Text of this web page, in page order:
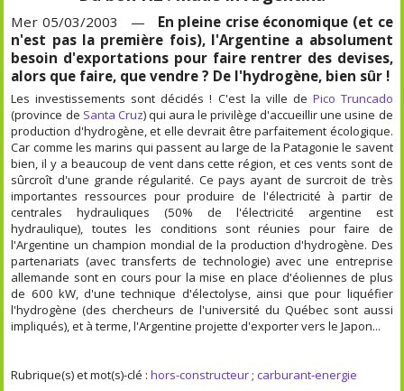
Mer 05/03/2003 — En pleine crise économique (et ce
n'est pas la première fois), l'Argentine a absolument
besoin d'exportations pour faire rentrer des devises,
alors que faire, que vendre ? De l'hydrogène, bien sûr !
Les investissements sont décidés ! C'est la ville de Pico Truncado
(province de Santa Cruz) qui aura le privilège d'accueillir une usine de
production d'hydrogène, et elle devrait être parfaitement écologique.
Car comme les marins qui passent au large de la Patagonie le savent
bien, il y a beaucoup de vent dans cette région, et ces vents sont de
sûrcroît d'une grande régularité. Ce pays ayant de surcroit de très
importantes ressources pour produire de l'électricité à partir de
centrales hydrauliques (50% de l'électricité argentine est
hydraulique), toutes les conditions sont réunies pour faire de
l'Argentine un champion mondial de la production d'hydrogène. Des
partenariats (avec transferts de technologie) avec une entreprise
allemande sont en cours pour la mise en place d'éoliennes de plus
de 600 kW, d'une technique d'électolyse, ainsi que pour liquéfier
l'hydrogène (des chercheurs de l'université du Québec sont aussi
impliqués), et à terme, l'Argentine projette d'exporter vers le Japon...
Rubrique(s) et mot(s)-clé :hors-constructeur;carburant-energie